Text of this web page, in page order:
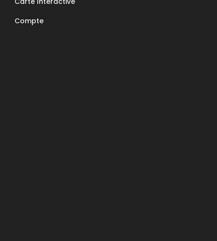
Compte
E-Mail : contact@apcc6570.fr
Téléphone : 06 85 81 94 56